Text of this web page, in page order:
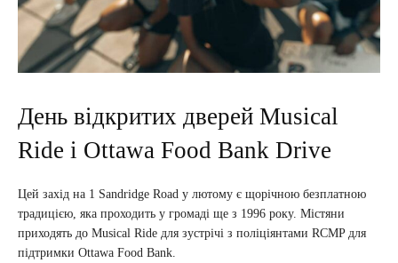
День відкритих дверей Musical
Ride і Ottawa Food Bank Drive
Цей захід на 1 Sandridge Road у лютому є щорічною безплатною
традицією, яка проходить у громаді ще з 1996 року. Містяни
приходять до Musical Ride для зустрічі з поліціянтами RCMP для
підтримки Ottawa Food Bank.